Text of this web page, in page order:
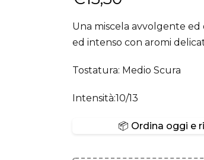
Una miscela avvolgente ed
ed intenso con aromi
Tostatura: Medio Scura
Intensità:10/13
📦 Ordina oggi e